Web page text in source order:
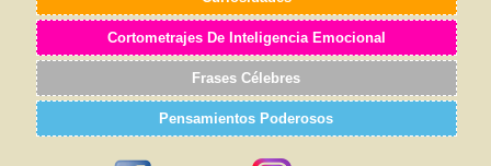
Cortometrajes De Inteligencia Emocional
Frases Célebres
Pensamientos Poderosos